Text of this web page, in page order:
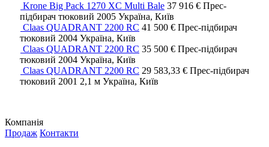
Krone Big Pack 1270 XC Multi Bale 37 916 € Прес-
підбирач тюковий 2005 Україна, Київ
Claas QUADRANT 2200 RC 41 500 € Прес-підбирач
тюковий 2004 Україна, Київ
Claas QUADRANT 2200 RC 35 500 € Прес-підбирач
тюковий 2004 Україна, Київ
Claas QUADRANT 2200 RC 29 583,33 € Прес-підбирач
тюковий 2001 2,1 м Україна, Київ
Компанія
Продаж Контакти